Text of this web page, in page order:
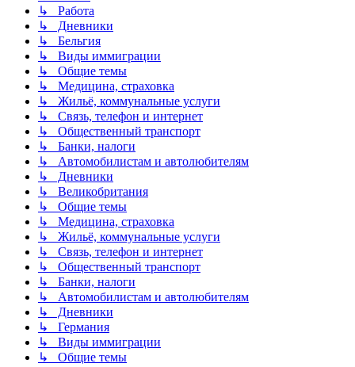
↳ Работа
↳ Дневники
↳ Бельгия
↳ Виды иммиграции
↳ Общие темы
↳ Медицина, страховка
↳ Жильё, коммунальные услуги
↳ Связь, телефон и интернет
↳ Общественный транспорт
↳ Банки, налоги
↳ Автомобилистам и автолюбителям
↳ Дневники
↳ Великобритания
↳ Общие темы
↳ Медицина, страховка
↳ Жильё, коммунальные услуги
↳ Связь, телефон и интернет
↳ Общественный транспорт
↳ Банки, налоги
↳ Автомобилистам и автолюбителям
↳ Дневники
↳ Германия
↳ Виды иммиграции
↳ Общие темы